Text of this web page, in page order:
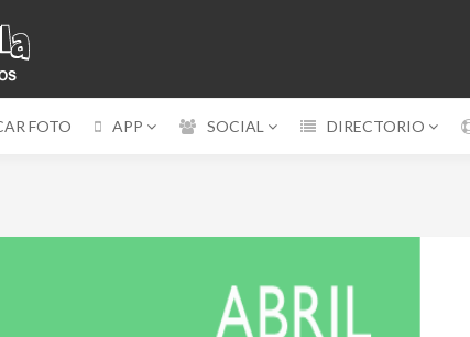
FOTO APP SOCIAL DIRECTORIO